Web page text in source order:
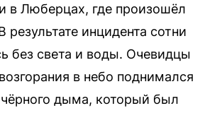
в Люберцах, где произошёл
инцидента сотни
без света и воды. Очевидцы
в небо поднимался
дыма, который был